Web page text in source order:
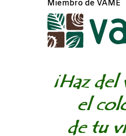
Miembro de VAME